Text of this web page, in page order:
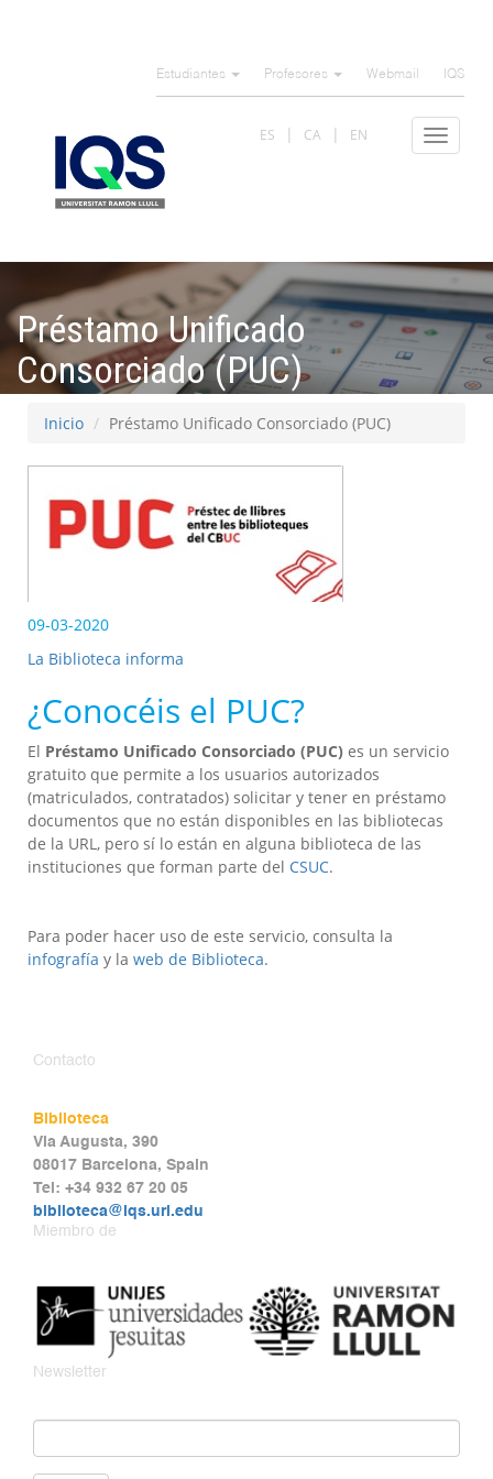
Estudiantes Profesores Webmail IQS
Toggle
ES CA EN
Préstamo Unificado
Consorciado (PUC)
Inicio Préstamo Unificado Consorciado (PUC)
09-03-2020
La Biblioteca informa
¿Conocéis el PUC?
El Préstamo Unificado Consorciado (PUC) es un servicio
gratuito que permite a los usuarios autorizados
(matriculados, contratados) solicitar y tener en préstamo
documentos que no están disponibles en las bibliotecas
de la URL, pero sí lo están en alguna biblioteca de las
instituciones que forman parte del CSUC.
Para poder hacer uso de este servicio, consulta la
infografía y la web de Biblioteca.
Contacto
Biblioteca
Via Augusta, 390
08017 Barcelona, Spain
Tel: +34 932 67 20 05
biblioteca@iqs.url.edu
Miembro de
Newsletter
Email